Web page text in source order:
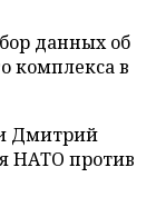
данных об
комплекса в
Дмитрий
НАТО против